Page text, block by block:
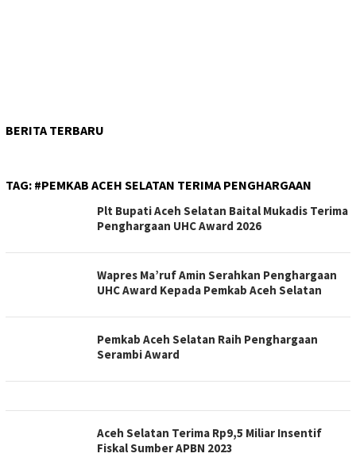
BERITA TERBARU
TAG: #PEMKAB ACEH SELATAN TERIMA PENGHARGAAN
Plt Bupati Aceh Selatan Baital Mukadis Terima
Penghargaan UHC Award 2026
Wapres Ma’ruf Amin Serahkan Penghargaan
UHC Award Kepada Pemkab Aceh Selatan
Pemkab Aceh Selatan Raih Penghargaan
Serambi Award
Aceh Selatan Terima Rp9,5 Miliar Insentif
Fiskal Sumber APBN 2023